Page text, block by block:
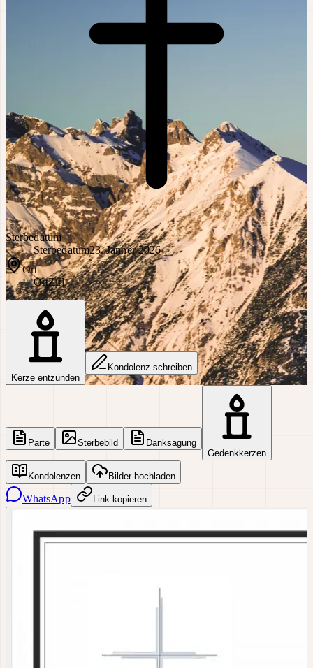
Sterbedatum
Sterbedatum23. Jänner 2026
Ort
OrtZirl
Kerze entzünden
Kondolenz schreiben
Parte Sterbebild
Danksagung
Gedenkkerzen
Kondolenzen Bilder hochladen
WhatsApp Link kopieren